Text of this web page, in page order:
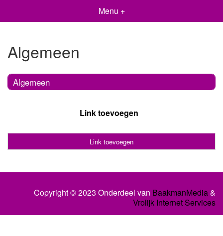
Menu +
Algemeen
Algemeen
Link toevoegen
Link toevoegen
Copyright © 2023 Onderdeel van BaakmanMedia&
Vrolijk Internet Services